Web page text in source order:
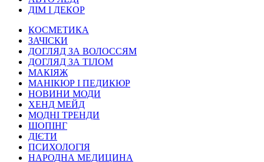
ДІМ І ДЕКОР
КОСМЕТИКА
ЗАЧІСКИ
ДОГЛЯД ЗА ВОЛОССЯМ
ДОГЛЯД ЗА ТІЛОМ
МАКІЯЖ
МАНІКЮР І ПЕДИКЮР
НОВИНИ МОДИ
ХЕНД МЕЙД
МОДНІ ТРЕНДИ
ШОПІНГ
ДІЄТИ
ПСИХОЛОГІЯ
НАРОДНА МЕДИЦИНА